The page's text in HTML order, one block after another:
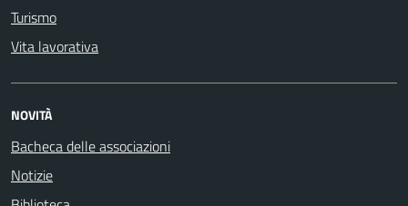
Turismo
Vita lavorativa
NOVITÀ
Bacheca delle associazioni
Notizie